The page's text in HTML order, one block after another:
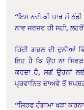
“ਇਸ ਨਦੀ ਕੀ ਧਾਰ ਮੇਂ
ਨਾਵ ਜਰਜਰ ਹੀ ਸਹੀ,
ਹਿੰਦੀ ਗ਼ਜ਼ਲ ਦੀ ਦੁਨੀਆਂ
ਇਹ ਹੈ ਕਿ ਉਹ ਨਾ
ਕਰਦਾ ਹੈ, ਸਗੋਂ ਉਹਨਾਂ
ਪ੍ਰਵਾਨਿਤ ਦਾਅਵੇ ਤੋਂ
“ਸਿਰਫ ਹੰਗਾਮਾ ਖੜਾ